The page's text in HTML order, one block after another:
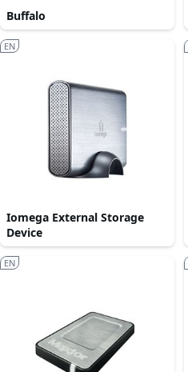
Buffalo
Iomega External Storage
Device
EN
EN